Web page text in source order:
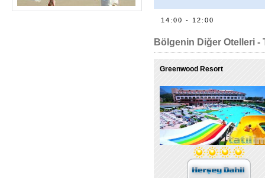
14:00 - 12:00
Bölgenin Diğer Otelleri -
Greenwood Resort